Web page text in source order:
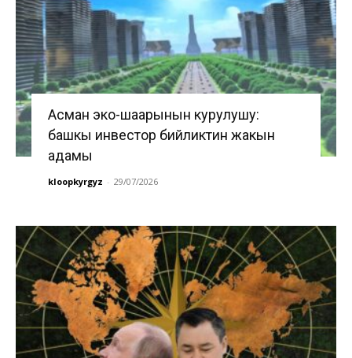
Асман эко-шаарынын курулушу:
башкы инвестор бийликтин жакын
адамы
kloopkyrgyz - 29/07/2026